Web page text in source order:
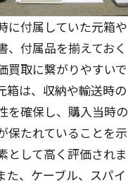
に付属していた元箱や
、付属品を揃えておく
買取に繋がりやすいで
箱は、収納や輸送時の
を確保し、購入当時の
保たれていることを示
として高く評価されま
た、ケーブル、スパイ